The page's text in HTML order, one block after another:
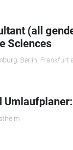
(all
Sciences
Berlin, Frankfurt